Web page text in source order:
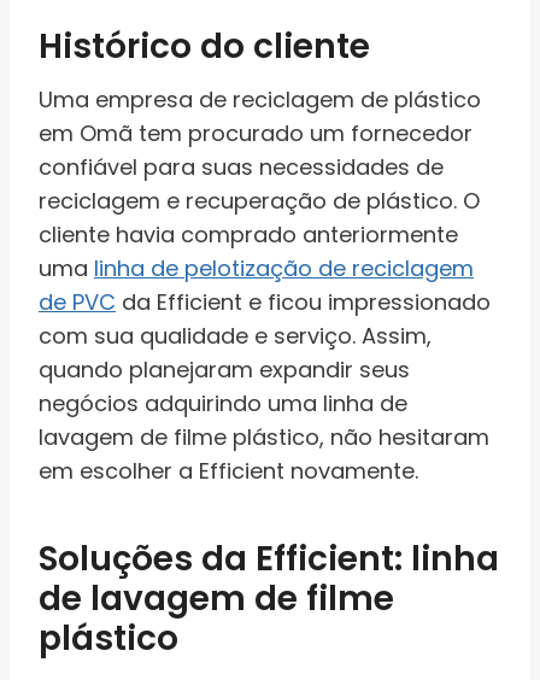
Histórico do cliente
Uma empresa de reciclagem de plástico
em Omã tem procurado um fornecedor
confiável para suas necessidades de
reciclagem e recuperação de plástico. O
cliente havia comprado anteriormente
uma linha de pelotização de reciclagem
de PVC da Efficient e ficou impressionado
com sua qualidade e serviço. Assim,
quando planejaram expandir seus
negócios adquirindo uma linha de
lavagem de filme plástico, não hesitaram
em escolher a Efficient novamente.
Soluções da Efficient: linha
de lavagem de filme
plástico